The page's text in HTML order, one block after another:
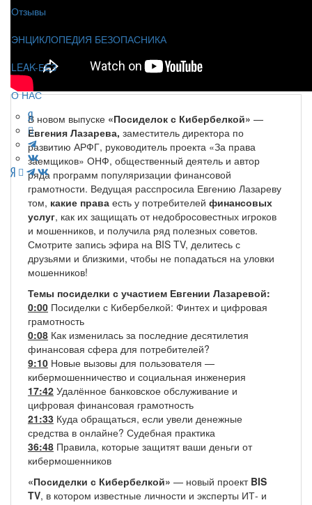
Отзывы
ЭНЦИКЛОПЕДИЯ БЕЗОПАСНИКА
LEAK-БЕЗ
О НАС
В новом выпуске «Посиделок с Кибербелкой» —
Евгения Лазарева, заместитель директора по
развитию АРФГ, руководитель проекта «За права
заемщиков» ОНФ, общественный деятель и автор
ряда программ популяризации финансовой
грамотности. Ведущая расспросила Евгению Лазареву
том, какие права есть у потребителей финансовых
услуг, как их защищать от недобросовестных игроков
и мошенников, и получила ряд полезных советов.
Смотрите запись эфира на BIS TV, делитесь с
друзьями и близкими, чтобы не попадаться на уловки
мошенников!
Темы посиделки с участием Евгении Лазаревой:
0:00 Посиделки с Кибербелкой: Финтех и цифровая
грамотность
0:08 Как изменилась за последние десятилетия
финансовая сфера для потребителей?
9:10 Новые вызовы для пользователя —
кибермошенничество и социальная инженерия
17:42 Удалённое банковское обслуживание и
цифровая финансовая грамотность
21:33 Куда обращаться, если увели денежные
средства в онлайне? Судебная практика
36:48 Правила, которые защитят ваши деньги от
кибермошенников
«Посиделки с Кибербелкой» — новый проект BIS
TV, в котором известные личности и эксперты ИТ- и